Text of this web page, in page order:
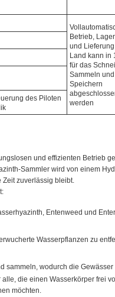
Betrieb,
und
Land kann in
für das
Sammeln und
Speichern
werden
des Piloten
und effizienten Betrieb
Sammler wird von einem
zuverlässig bleibt.
Entenweed und
Wasserpflanzen zu
sammeln, wodurch die
die einen Wasserkörper frei
möchten.